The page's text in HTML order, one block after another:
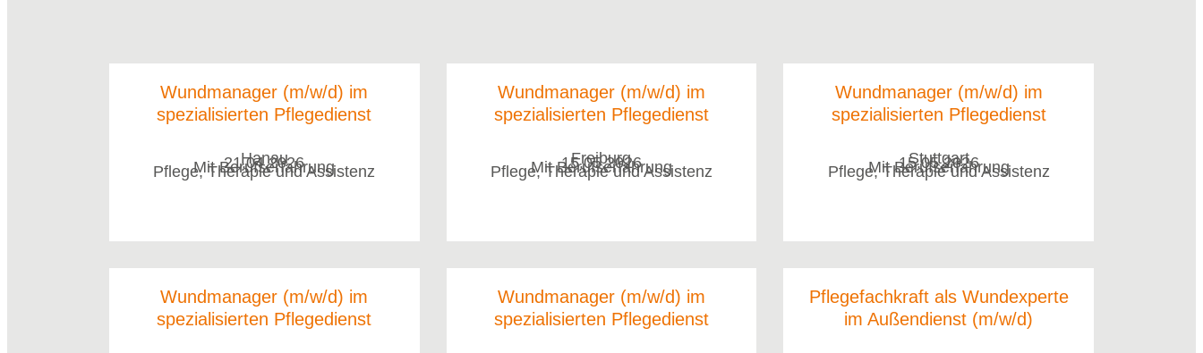
Wundmanager (m/w/d) im
spezialisierten Pflegedienst
Hanau
21.04.2026
Mit Berufserfahrung
Pflege, Therapie und Assistenz
Wundmanager (m/w/d) im
spezialisierten Pflegedienst
Freiburg
15.05.2026
Mit Berufserfahrung
Pflege, Therapie und Assistenz
Wundmanager (m/w/d) im
spezialisierten Pflegedienst
Stuttgart
15.05.2026
Mit Berufserfahrung
Pflege, Therapie und Assistenz
Wundmanager (m/w/d) im
spezialisierten Pflegedienst
Wundmanager (m/w/d) im
spezialisierten Pflegedienst
Pflegefachkraft als Wundexperte
im Außendienst (m/w/d)